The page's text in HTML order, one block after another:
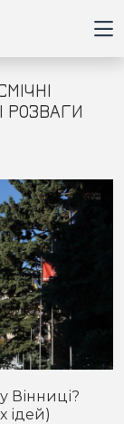
РОЗВАГИ
Вінниці?
ідей)